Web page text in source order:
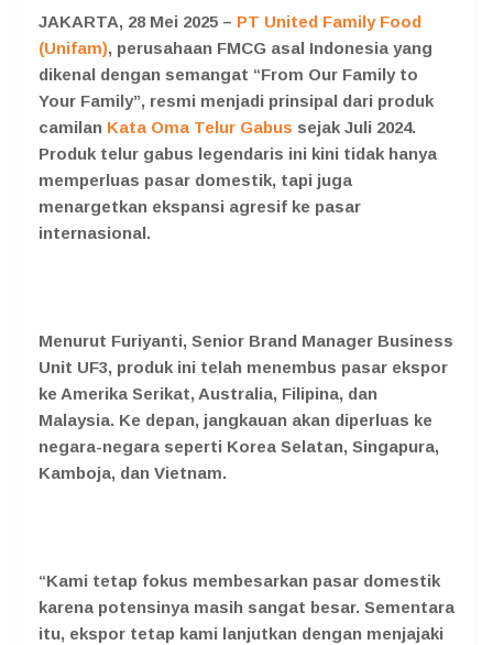
JAKARTA, 28 Mei 2025 – PT United Family Food
(Unifam), perusahaan FMCG asal Indonesia yang
dikenal dengan semangat “From Our Family to
Your Family”, resmi menjadi prinsipal dari produk
camilan Kata Oma Telur Gabus sejak Juli 2024.
Produk telur gabus legendaris ini kini tidak hanya
memperluas pasar domestik, tapi juga
menargetkan ekspansi agresif ke pasar
internasional.
Menurut Furiyanti, Senior Brand Manager Business
Unit UF3, produk ini telah menembus pasar ekspor
ke Amerika Serikat, Australia, Filipina, dan
Malaysia. Ke depan, jangkauan akan diperluas ke
negara-negara seperti Korea Selatan, Singapura,
Kamboja, dan Vietnam.
“Kami tetap fokus membesarkan pasar domestik
karena potensinya masih sangat besar. Sementara
itu, ekspor tetap kami lanjutkan dengan menjajaki